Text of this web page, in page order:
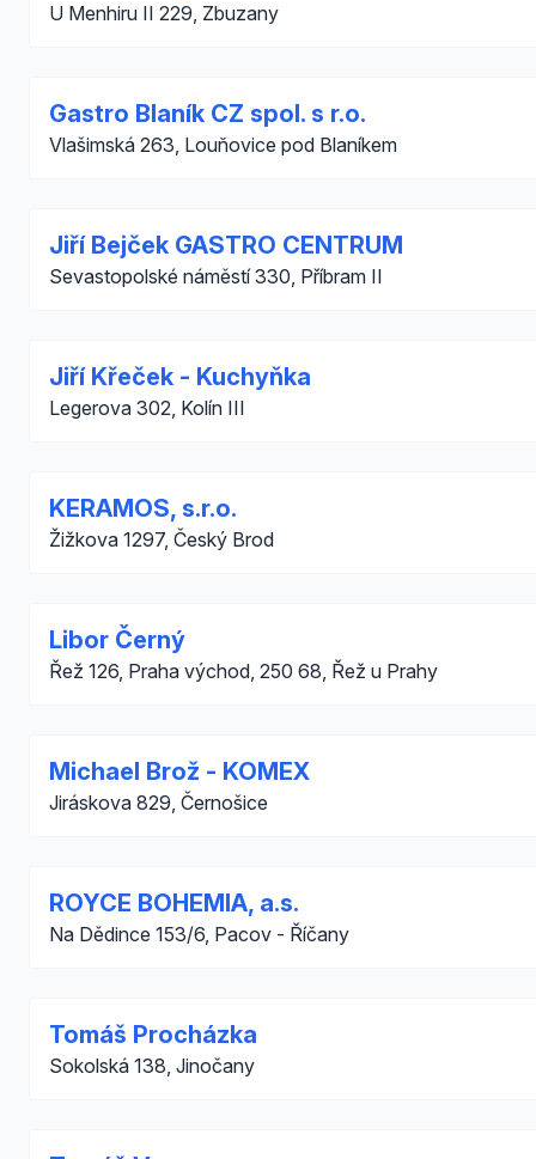
U Menhiru II 229, Zbuzany
Gastro Blaník CZ spol. s r.o.
Vlašimská 263, Louňovice pod Blaníkem
Jiří Bejček GASTRO CENTRUM
Sevastopolské náměstí 330, Příbram II
Jiří Křeček - Kuchyňka
Legerova 302, Kolín III
KERAMOS, s.r.o.
Žižkova 1297, Český Brod
Libor Černý
Řež 126, Praha východ, 250 68, Řež u Prahy
Michael Brož - KOMEX
Jiráskova 829, Černošice
ROYCE BOHEMIA, a.s.
Na Dědince 153/6, Pacov - Říčany
Tomáš Procházka
Sokolská 138, Jinočany